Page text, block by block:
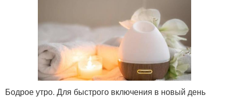
Бодрое утро. Для быстрого включения в новый день